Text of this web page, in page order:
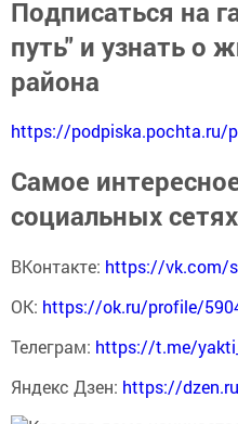
Подписаться на
путь" и узнать о
района
https://podpiska.pochta.ru/
Самое
социальных сетях
ВКонтакте: https://vk.com/
ОК: https://ok.ru/profile/
Телеграм: https://t.me/
Яндекс Дзен: https://